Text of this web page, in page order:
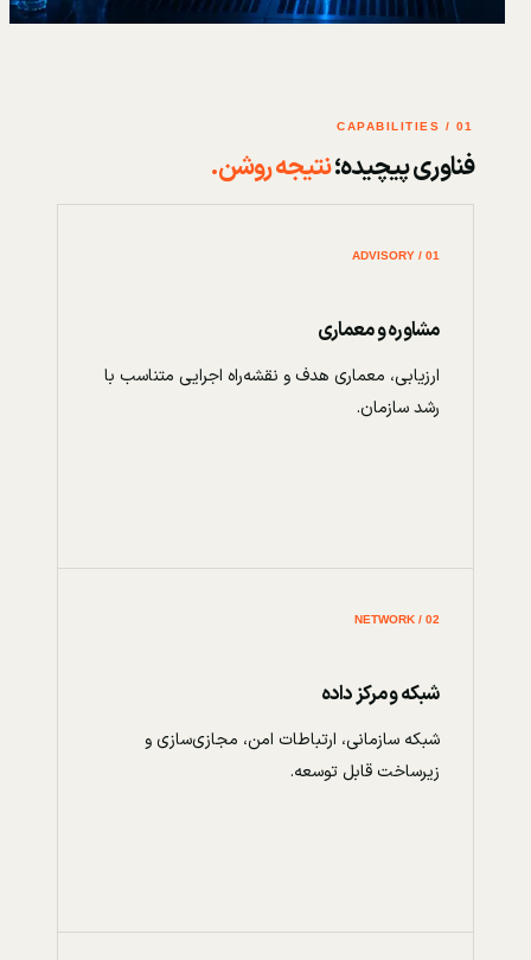
01 / CAPABILITIES
فناوری پیچیده؛نتیجه روشن.
01 / ADVISORY
مشاوره و معماری
ارزیابی، معماری هدف و نقشه‌راه اجرایی متناسب با
رشد سازمان.
02 / NETWORK
شبکه و مرکز داده
شبکه سازمانی، ارتباطات امن، مجازی‌سازی و
زیرساخت قابل توسعه.